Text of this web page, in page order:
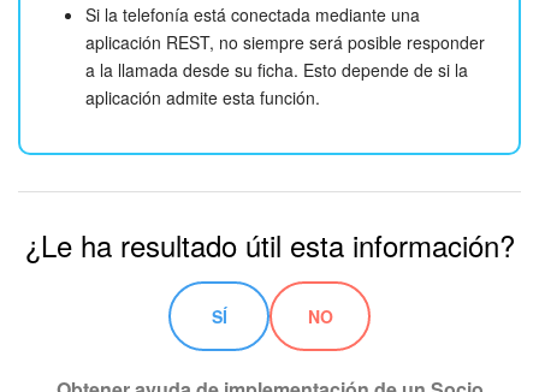
Si la telefonía está conectada mediante una
aplicación REST, no siempre será posible responder
a la llamada desde su ficha. Esto depende de si la
aplicación admite esta función.
¿Le ha resultado útil esta información?
SÍ NO